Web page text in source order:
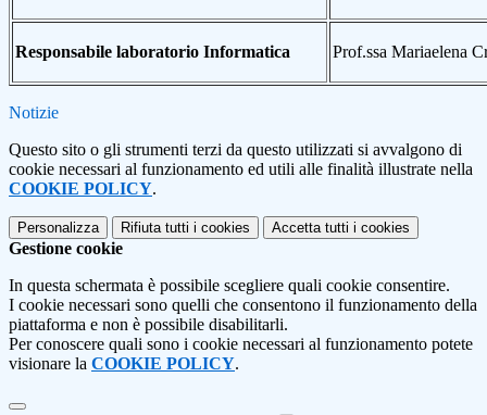
Responsabile laboratorio Informatica Prof.ssa Mariaelena
Notizie
Questo sito o gli strumenti terzi da questo utilizzati si avvalgono di
cookie necessari al funzionamento ed utili alle finalità illustrate nella
COOKIE POLICY.
Personalizza Rifiuta tutti i cookies Accetta tutti i cookies
Gestione cookie
In questa schermata è possibile scegliere quali cookie consentire.
I cookie necessari sono quelli che consentono il funzionamento della
piattaforma e non è possibile disabilitarli.
Per conoscere quali sono i cookie necessari al funzionamento potete
visionare la COOKIE POLICY.